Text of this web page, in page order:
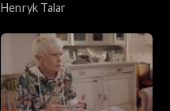
Henryk Talar